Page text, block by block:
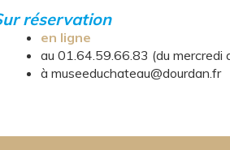
réservation
en ligne
au 01.64.59.66.83 (du
à museeduchateau@dourdan.fr